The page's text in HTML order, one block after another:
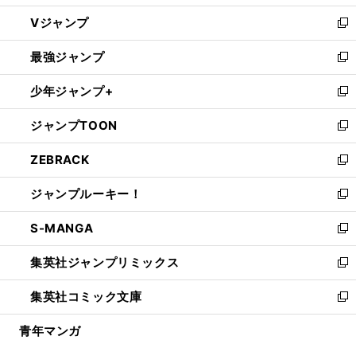
ウ
ィ
ン
ド
ウ
で
開
く
し
い
ウ
ィ
ン
ド
ウ
で
開
く
Vジャンプ
新
し
い
ウ
ィ
ン
ド
ウ
で
開
く
最強ジャンプ
新
し
い
ウ
ィ
ン
ド
ウ
で
開
く
少年ジャンプ+
新
し
い
ウ
ィ
ン
ド
ウ
で
開
く
ジャンプTOON
新
し
い
ウ
ィ
ン
ド
ウ
で
開
く
ZEBRACK
新
し
い
ウ
ィ
ン
ド
ウ
で
開
ジャンプルーキー！
新
し
い
ウ
ィ
ン
ド
ウ
S-MANGA
新
し
い
ウ
ィ
ン
集英社ジャンプリミックス
新
し
い
ウ
集英社コミック文庫
新
し
青年マンガ